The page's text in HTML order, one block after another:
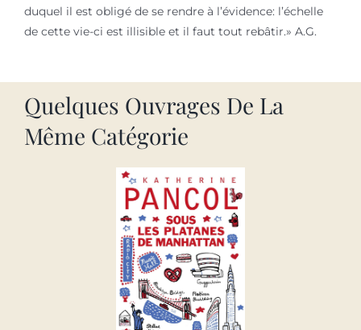
duquel il est obligé de se rendre à l’évidence: l’échelle
de cette vie-ci est illisible et il faut tout rebâtir.» A.G.
Quelques Ouvrages De La
Même Catégorie